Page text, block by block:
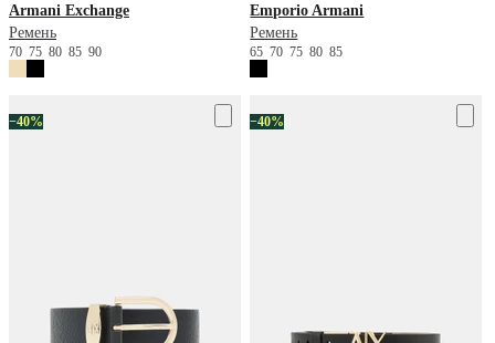
Armani Exchange
Ремень
70 75 80 85 90
Emporio Armani
Ремень
6570758085
−40% −40%